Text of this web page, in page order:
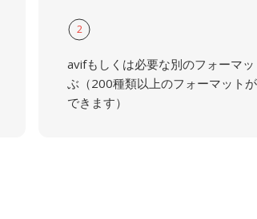
2
avifもしくは必要な別のフォーマ
ぶ（200種類以上のフォーマット
できます）